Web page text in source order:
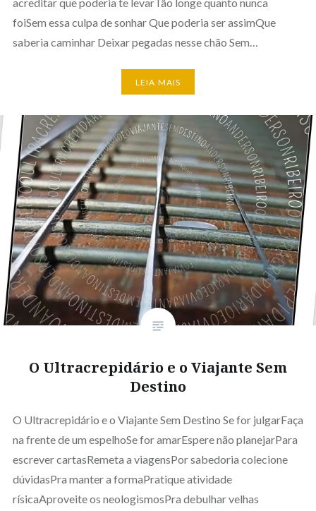
acreditar que poderia te levarTão longe quanto nunca
foiSem essa culpa de sonhar Que poderia ser assimQue
saberia caminhar Deixar pegadas nesse chão Sem…
LEIA MAIS
O Ultracrepidário e o Viajante Sem
Destino
O Ultracrepidário e o Viajante Sem Destino Se for julgarFaça
na frente de um espelhoSe for amarEspere não planejarPara
escrever cartasRemeta a viagensPor sabedoria colecione
dúvidasPra manter a formaPratique atividade
rísicaAproveite os neologismosPra debulhar velhas